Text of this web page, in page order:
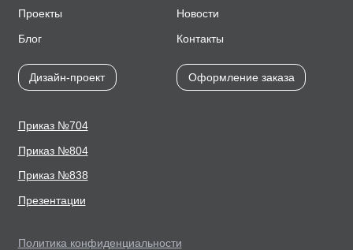
Проекты
Блог
Дизайн-проект
Новости
Контакты
Оформление заказа
Приказ №704
Приказ №804
Приказ №838
Презентации
Политика конфиденциальности